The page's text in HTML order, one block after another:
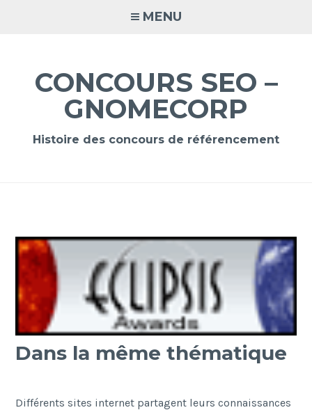
MENU
CONCOURS SEO –
GNOMECORP
Histoire des concours de référencement
Dans la même thématique
Différents sites internet partagent leurs connaissances